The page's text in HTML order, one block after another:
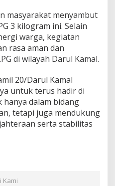
masyarakat menyambut
3 kilogram ini. Selain
warga, kegiatan
rasa aman dan
di wilayah Darul Kamal.
20/Darul Kamal
untuk terus hadir di
dalam bidang
tetapi juga mendukung
serta stabilitas
Kami